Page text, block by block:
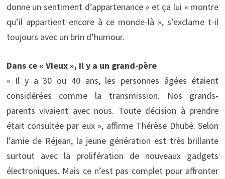
donne un sentiment d’appartenance » et ça lui « montre
qu’il appartient encore à ce monde-là », s’exclame t-il
toujours avec un brin d’humour.
Dans ce « Vieux », il y a un grand-père
« Il y a 30 ou 40 ans, les personnes âgées étaient
considérées comme la transmission. Nos grands-
parents vivaient avec nous. Toute décision à prendre
était consultée par eux », affirme Thérèse Dhubé. Selon
l’amie de Réjean, la jeune génération est très brillante
surtout avec la prolifération de nouveaux gadgets
électroniques. Mais ce n’est pas complet pour affronter